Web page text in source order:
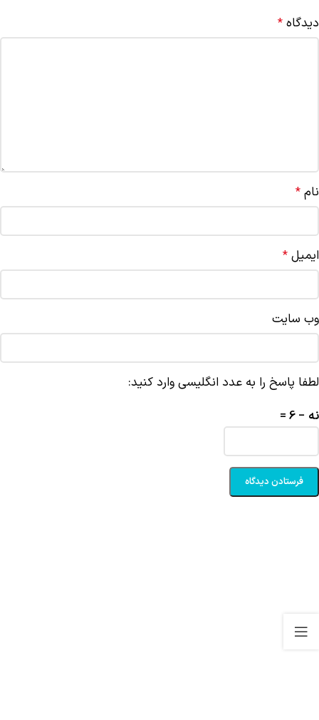
دیدگاه *
نام *
ایمیل *
وب‌ سایت
لطفا پاسخ را به عدد انگلیسی وارد کنید:
نه − 6 =